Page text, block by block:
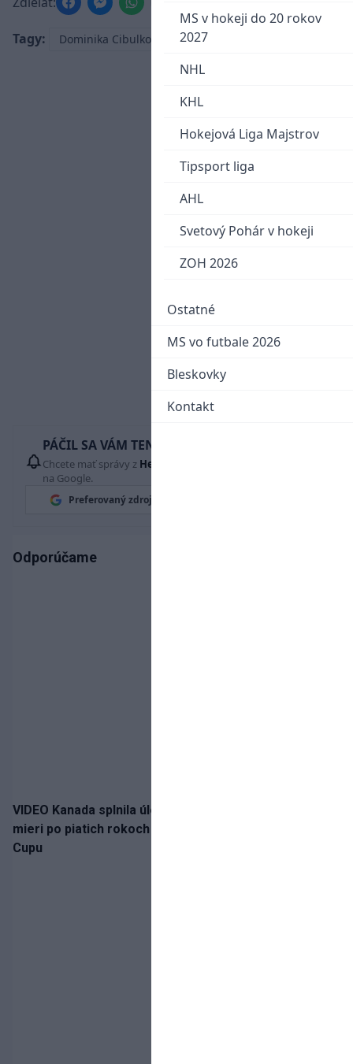
MS v hokeji do 20 rokov
2027
NHL
KHL
Hokejová Liga Majstrov
Tipsport liga
AHL
Svetový Pohár v hokeji
ZOH 2026
Ostatné
MS vo futbale 2026
Bleskovky
Kontakt
Tagy: Dominika Cibulková Wimbledon
PÁČIL SA VÁM TENTO ČLÁNOK?
Chcete mať správy z Hetrik.sk
na Google.
Preferovaný zdroj
Odporúčame
VIDEO Kanada splnila úlohu! Slovenská osemnástka
mieri po piatich rokoch do semifinále Hlinka Gretzky
Cupu